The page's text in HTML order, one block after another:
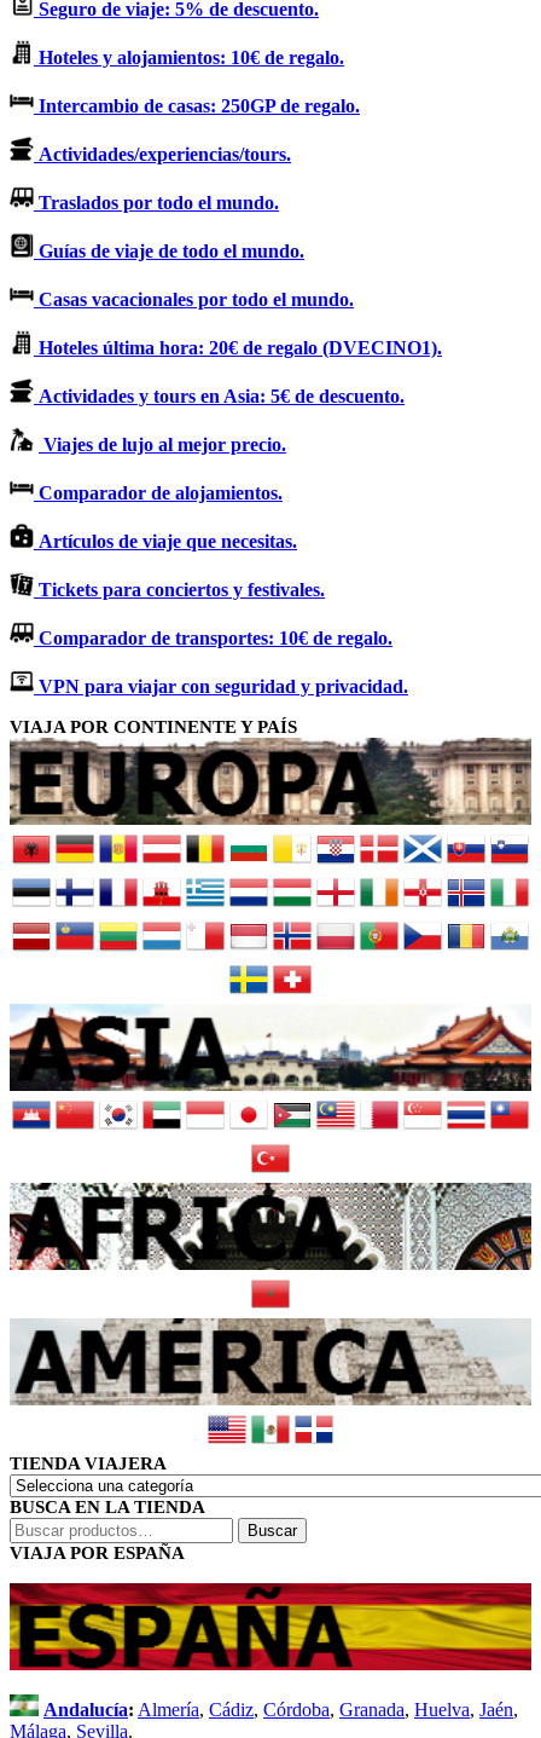
Seguro de viaje: 5% de descuento.
Hoteles y alojamientos: 10€ de regalo.
Intercambio de casas: 250GP de regalo.
Actividades/experiencias/tours.
Traslados por todo el mundo.
Guías de viaje de todo el mundo.
Casas vacacionales por todo el mundo.
Hoteles última hora: 20€ de regalo (DVECINO1).
Actividades y tours en Asia: 5€ de descuento.
Viajes de lujo al mejor precio.
Comparador de alojamientos.
Artículos de viaje que necesitas.
Tickets para conciertos y festivales.
Comparador de transportes: 10€ de regalo.
VPN para viajar con seguridad y privacidad.
VIAJA POR CONTINENTE Y PAÍS
TIENDA VIAJERA
BUSCA EN LA TIENDA
Buscar
por:
Buscar
VIAJA POR ESPAÑA
Andalucía: Almería, Cádiz, Córdoba, Granada, Huelva, Jaén,
Málaga, Sevilla.